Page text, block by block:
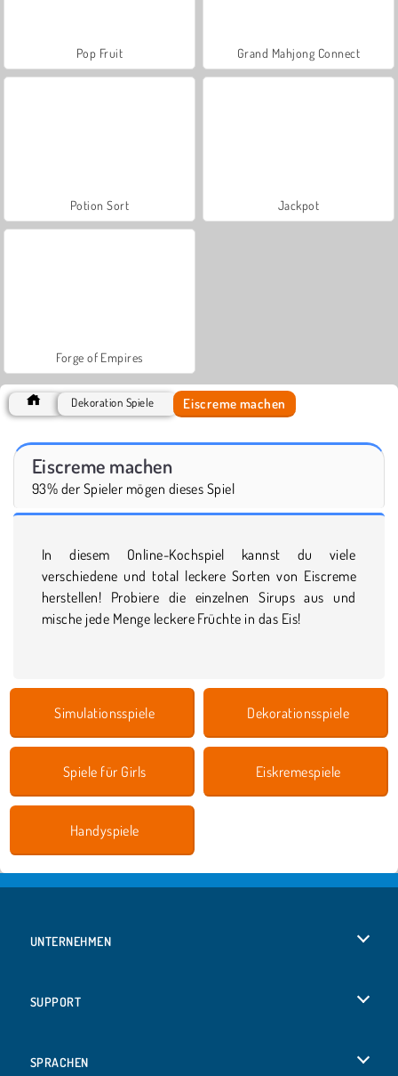
Pop Fruit Grand Mahjong Connect
Potion Sort Jackpot
Forge of Empires
Dekoration Spiele Eiscreme machen
Eiscreme machen
93% der Spieler mögen dieses Spiel
In diesem Online-Kochspiel kannst du viele
verschiedene und total leckere Sorten von Eiscreme
herstellen! Probiere die einzelnen Sirups aus und
mische jede Menge leckere Früchte in das Eis!
Simulationsspiele Dekorationsspiele
Spiele für Girls Eiskremespiele
Handyspiele
UNTERNEHMEN
SUPPORT
SPRACHEN